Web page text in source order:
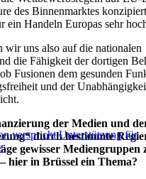
des Binnenmarktes
ein Handeln Europas sehr
wir uns also auf die nationalen
die Fähigkeit der dortigen
Fusionen dem gesunden
und der
verspricht Unterstützung für
der Medien und
durch bestimmte
gewisser Mediengruppen
hier in Brüssel ein Thema?